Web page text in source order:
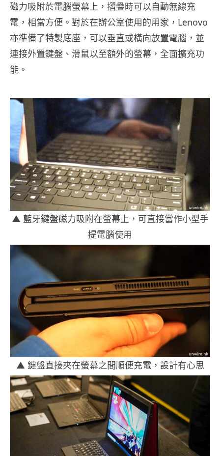
磁力吸附於電腦螢幕上，摺疊時可以自動無線充
電，相當方便。對於在辦公室使用的用家，Lenovo
亦準備了特製底座，可以垂直或橫向放置電腦，並
連接外置鍵盤、滑鼠以至額外的螢幕，全面擴充功
能。
▲ 藍牙鍵盤磁力吸附在螢幕上，可直接當作小型手
提電腦使用
▲ 鍵盤直接夾在螢幕之間順便充電，設計有心思